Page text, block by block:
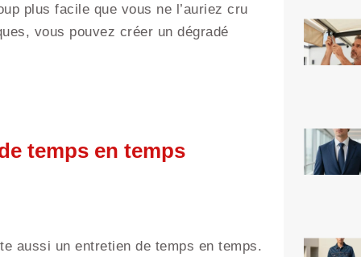
plus facile que vous ne l’auriez cru
vous pouvez créer un dégradé
temps en temps
aussi un entretien de temps en temps.